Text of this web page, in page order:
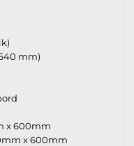
mm)
x 600mm
x 600mm